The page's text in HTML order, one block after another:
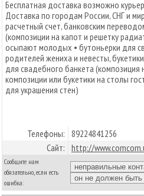
Бесплатная доставка возможно
Доставка по городам России, СНГ и
расчетный счет, банковским
(композиции на капот и решетку
осыпают молодых • бутоньерки для
родителей жениха и невесты,
для свадебного банкета (композиция
композиции или букетики на столы
для украшения стен)
Телефоны: 89224841256
Сайт: http://
Сообщите нам
обязательно, если есть
ошибка: